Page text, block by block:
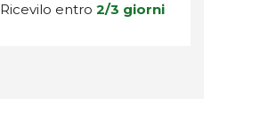
Ricevilo entro2/3 giorni